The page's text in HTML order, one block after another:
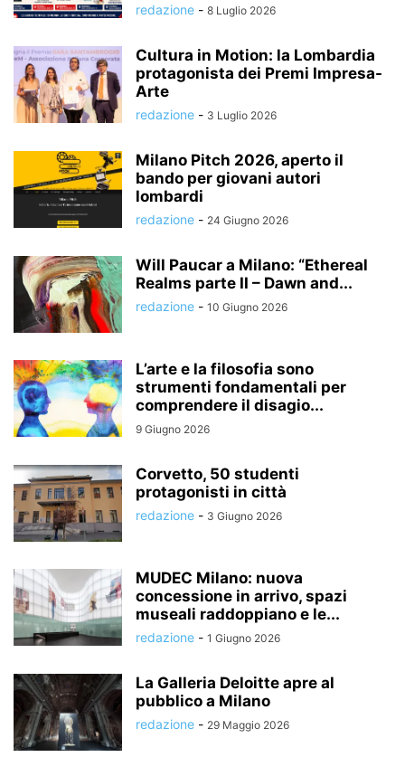
redazione - 8 Luglio 2026
Cultura in Motion: la Lombardia
protagonista dei Premi Impresa-
Arte
redazione - 3 Luglio 2026
Milano Pitch 2026, aperto il
bando per giovani autori
lombardi
redazione - 24 Giugno 2026
Will Paucar a Milano: “Ethereal
Realms parte II – Dawn and...
redazione - 10 Giugno 2026
L’arte e la filosofia sono
strumenti fondamentali per
comprendere il disagio...
9 Giugno 2026
Corvetto, 50 studenti
protagonisti in città
redazione - 3 Giugno 2026
MUDEC Milano: nuova
concessione in arrivo, spazi
museali raddoppiano e le...
redazione - 1 Giugno 2026
La Galleria Deloitte apre al
pubblico a Milano
redazione - 29 Maggio 2026